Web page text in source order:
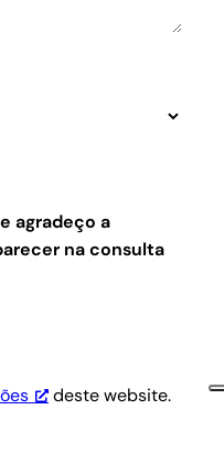
agradeço a
na consulta
deste website.